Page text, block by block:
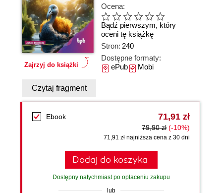
Zajrzyj do książki
Ocena:
Bądź pierwszym, który
oceni tę książkę
Stron: 240
Dostępne formaty:
ePubMobi
Czytaj fragment
Ebook 71,91 zł
79,90 zł (-10%)
71,91 zł najniższa cena z 30 dni
Dodaj do koszyka
Dostępny natychmiast po opłaceniu zakupu
lub